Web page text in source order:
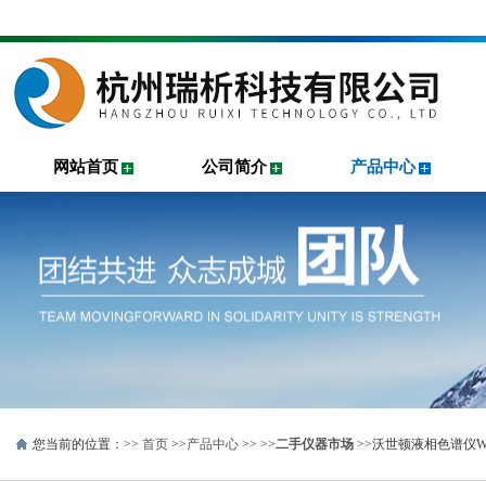
网站首页 公司简介 产品中心
您当前的位置：>> 首页 >>产品中心 >> >>二手仪器市场 >>沃世顿液相色谱仪